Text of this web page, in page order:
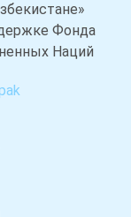
Фонда
Наций